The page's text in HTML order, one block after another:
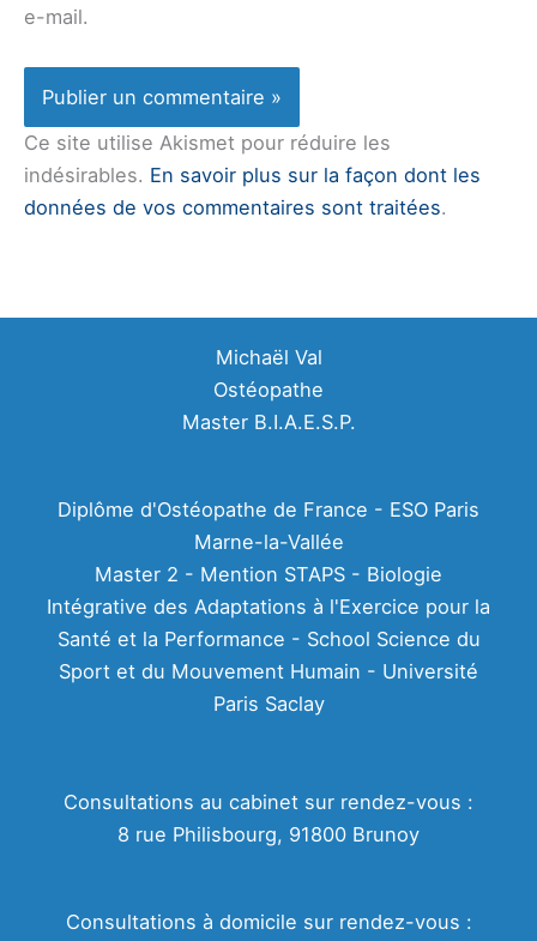
e-mail.
Ce site utilise Akismet pour réduire les
indésirables. En savoir plus sur la façon dont les
données de vos commentaires sont traitées.
Michaël Val
Ostéopathe
Master B.I.A.E.S.P.
Diplôme d'Ostéopathe de France - ESO Paris
Marne-la-Vallée
Master 2 - Mention STAPS - Biologie
Intégrative des Adaptations à l'Exercice pour la
Santé et la Performance - School Science du
Sport et du Mouvement Humain - Université
Paris Saclay
Consultations au cabinet sur rendez-vous :
8 rue Philisbourg, 91800 Brunoy
Consultations à domicile sur rendez-vous :